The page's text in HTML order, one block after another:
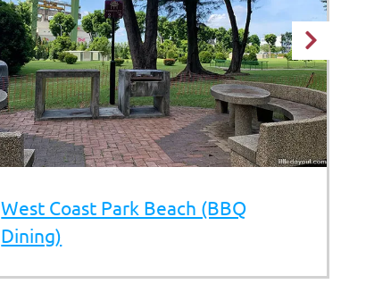
West Coast Park Beach (BBQ
Dining)